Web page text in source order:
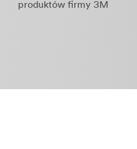
produktów firmy 3M